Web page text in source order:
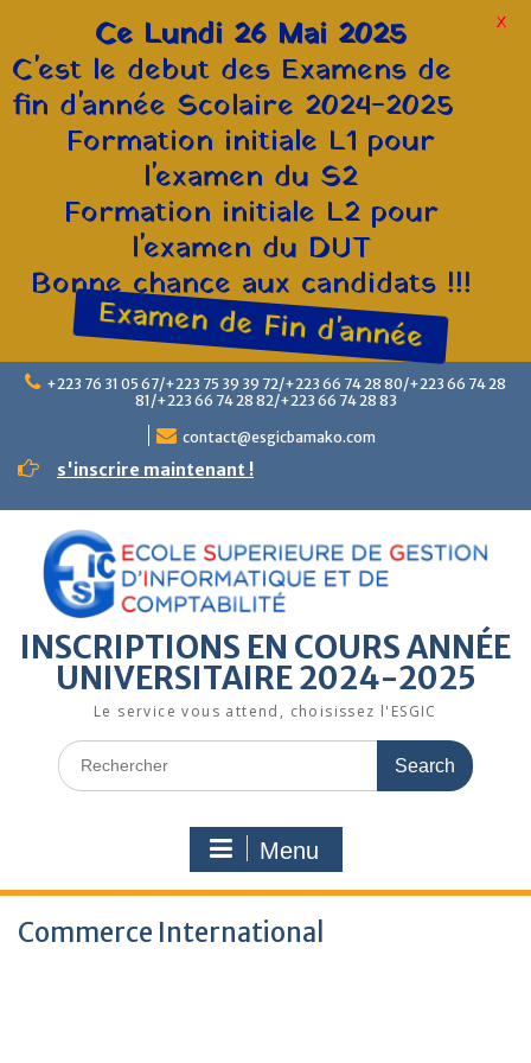
+223 76 31 05 67/+223 75 39 39 72/+223 66 74 28 80/+223 66 74 28
81/+223 66 74 28 82/+223 66 74 28 83
contact@esgicbamako.com
s'inscrire maintenant !
INSCRIPTIONS EN COURS ANNÉE
UNIVERSITAIRE 2024-2025
Le service vous attend, choisissez l'ESGIC
Menu
Commerce International
Ce Lundi 26 Mai 2025
C'est le debut des Examens de
fin d'année Scolaire 2024-2025
Formation initiale L1 pour
l'examen du S2
Formation initiale L2 pour
l'examen du DUT
Bonne chance aux candidats !!!
Examen de Fin d'année
X